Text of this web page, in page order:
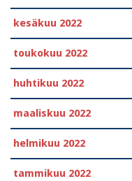
kesäkuu 2022
toukokuu 2022
huhtikuu 2022
maaliskuu 2022
helmikuu 2022
tammikuu 2022